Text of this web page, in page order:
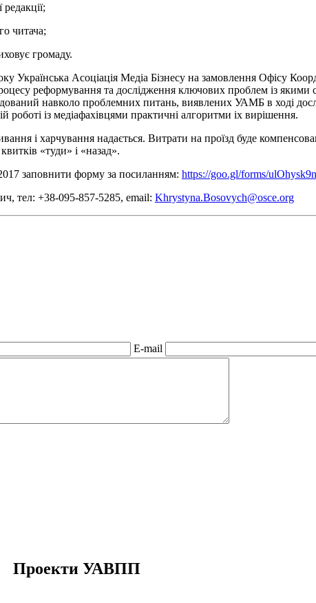
читача;
громаду.
Українська Асоціація Медіа Бізнесу на замовлення Офісу
реформування та дослідження ключових проблем із якими
навколо проблемних питань, виявлених УАМБ в ході
роботі із медіафахівцями практичні алгоритми іх вирішення.
і харчування надається. Витрати на проїзд буде
«туди» і «назад».
заповнити форму за посиланням: https://goo.gl/forms/
тел: +38-095-857-5285, email: Khrystyna.Bosovych@osce.org
E-mail
Проекти УАВПП